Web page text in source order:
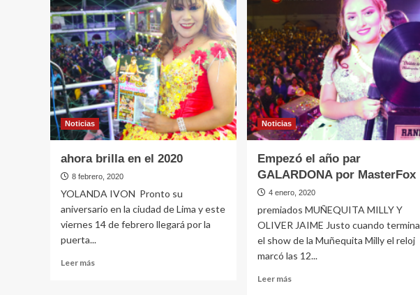
volvió
con
fans
sureña,
HERMOGENES
HUAMAN
Noticias
ahora brilla en el 2020
8 febrero, 2020
YOLANDA IVON Pronto su
aniversario en la ciudad de Lima y este
viernes 14 de febrero llegará por la
puerta...
Leer más
Noticias
Empezó el año par
GALARDONA por MasterFox
4 enero, 2020
premiados MUÑEQUITA MILLY Y
OLIVER JAIME Justo cuando termina
el show de la Muñequita Milly el reloj
marcó las 12...
Leer más